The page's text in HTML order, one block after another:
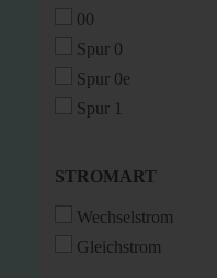
00
Spur 0
Spur 0e
Spur 1
STROMART
STROMART
Wechselstrom
Gleichstrom